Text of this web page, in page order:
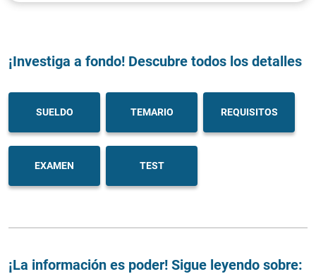
¡Investiga a fondo! Descubre todos los detalles
SUELDO TEMARIO REQUISITOS
EXAMEN TEST
¡La información es poder! Sigue leyendo sobre: